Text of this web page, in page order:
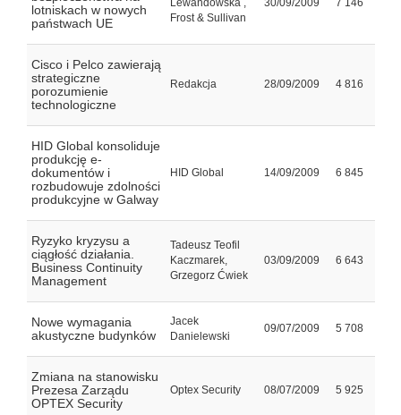
lotniskach w nowych
państwach UE
Lewandowska ,
Frost & Sullivan
30/09/2009 7 146
Cisco i Pelco zawierają
strategiczne
porozumienie
technologiczne
Redakcja 28/09/2009 4 816
HID Global konsoliduje
produkcję e-
dokumentów i
rozbudowuje zdolności
produkcyjne w Galway
HID Global 14/09/2009 6 845
Ryzyko kryzysu a
ciągłość działania.
Business Continuity
Management
Tadeusz Teofil
Kaczmarek,
Grzegorz Ćwiek
03/09/2009 6 643
Nowe wymagania
akustyczne budynków
Jacek
Danielewski
09/07/2009 5 708
Zmiana na stanowisku
Prezesa Zarządu
OPTEX Security
Optex Security 08/07/2009 5 925